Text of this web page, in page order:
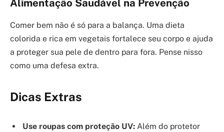
Alimentação Saudável na Prevenção
Comer bem não é só para a balança. Uma dieta
colorida e rica em vegetais fortalece seu corpo e ajuda
a proteger sua pele de dentro para fora. Pense nisso
como uma defesa extra.
Dicas Extras
Use roupas com proteção UV: Além do protetor